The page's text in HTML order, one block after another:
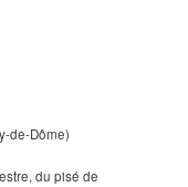
de-Dôme)
du pisé de